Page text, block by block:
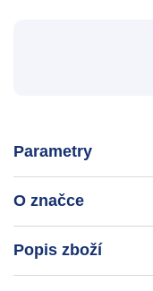
Parametry
O značce
Popis zboží